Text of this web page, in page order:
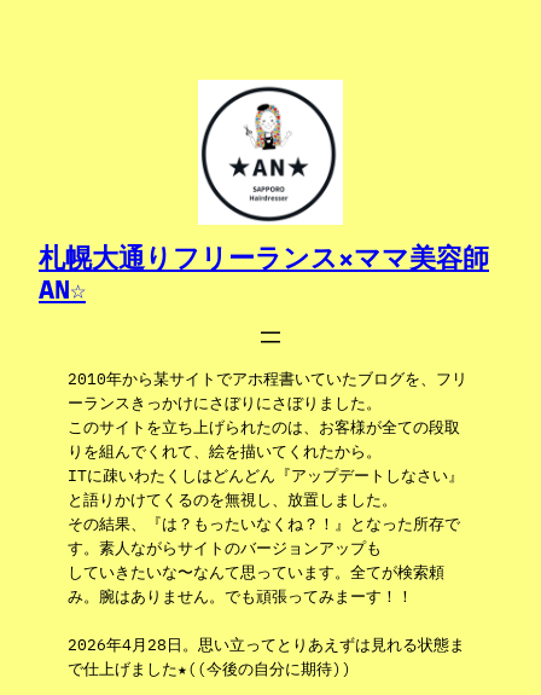
札幌大通りフリーランス×ママ美容師
AN☆
2010年から某サイトでアホ程書いていたブログを、フリ
ーランスきっかけにさぼりにさぼりました。
このサイトを立ち上げられたのは、お客様が全ての段取
りを組んでくれて、絵を描いてくれたから。
ITに疎いわたくしはどんどん『アップデートしなさい』
と語りかけてくるのを無視し、放置しました。
その結果、『は？もったいなくね？！』となった所存で
す。素人ながらサイトのバージョンアップも
していきたいな〜なんて思っています。全てが検索頼
み。腕はありません。でも頑張ってみまーす！！
2026年4月28日。思い立ってとりあえずは見れる状態ま
で仕上げました★((今後の自分に期待))